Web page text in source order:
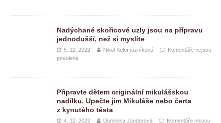
Nadýchané skořicové uzly jsou na přípravu
jednodušší, než si myslíte
5. 12. 2022 Nikol Kolomazníková
Komentáře nejsou
povolené
Připravte dětem originální mikulášskou
nadílku. Upečte jim Mikuláše nebo čerta
z kynutého těsta
4. 12. 2022 Dominika Jandorová
Komentáře nejsou